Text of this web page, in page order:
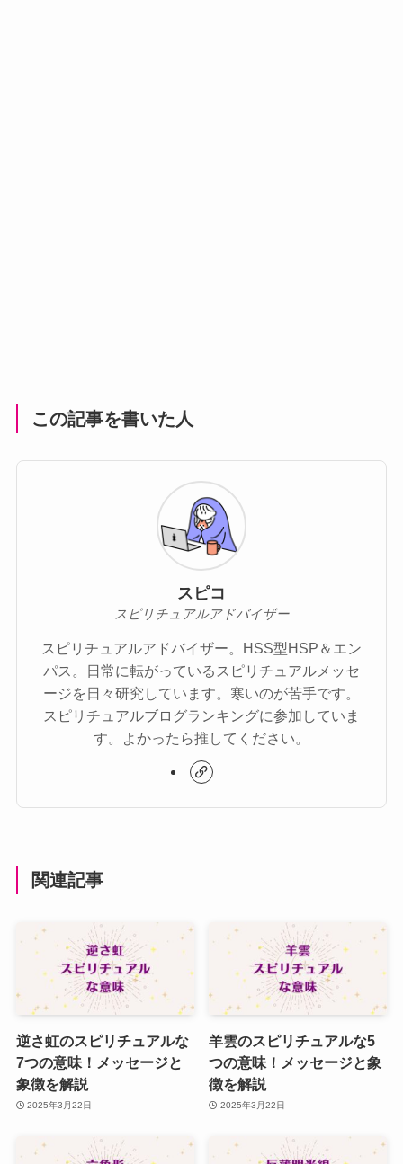
この記事を書いた人
スピコ
スピリチュアルアドバイザー
スピリチュアルアドバイザー。HSS型HSP＆エン
パス。日常に転がっているスピリチュアルメッセ
ージを日々研究しています。寒いのが苦手です。
スピリチュアルブログランキングに参加していま
す。よかったら推してください。
関連記事
逆さ虹のスピリチュアルな
7つの意味！メッセージと
象徴を解説
2025年3月22日
羊雲のスピリチュアルな5
つの意味！メッセージと象
徴を解説
2025年3月22日